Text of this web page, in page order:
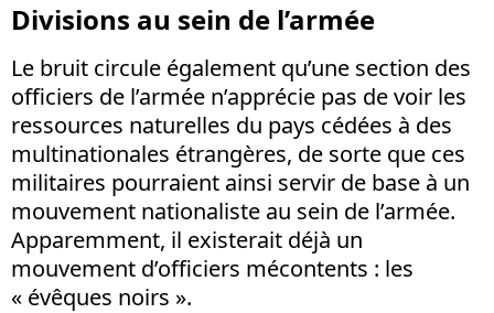
Divisions au sein de l’armée
Le bruit circule également qu’une section des
officiers de l’armée n’apprécie pas de voir les
ressources naturelles du pays cédées à des
multinationales étrangères, de sorte que ces
militaires pourraient ainsi servir de base à un
mouvement nationaliste au sein de l’armée.
Apparemment, il existerait déjà un
mouvement d’officiers mécontents : les
« évêques noirs ».